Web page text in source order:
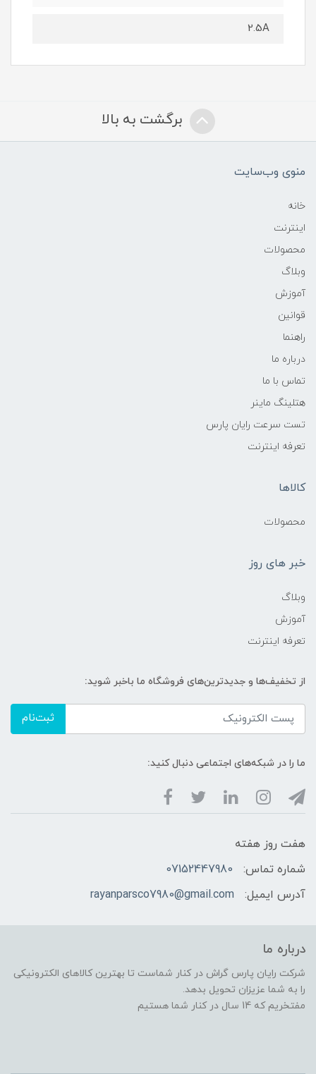
2.5A
برگشت به بالا
منوی وب‌سایت
خانه
اینترنت
محصولات
وبلاگ
آموزش
قوانین
راهنما
درباره ما
تماس با ما
هتلینگ ماینر
تست سرعت رایان پارس
تعرفه اینترنت
کالاها
محصولات
خبر های روز
وبلاگ
آموزش
تعرفه اینترنت
از تخفیف‌ها و جدیدترین‌های فروشگاه ما باخبر شوید:
ثبت‌نام
ما را در شبکه‌های اجتماعی دنبال کنید:
هفت روز هفته
شماره تماس:
07152447980
آدرس ایمیل:
rayanparsco7980@gmail.com
درباره ما
شرکت رایان پارس گراش در کنار شماست تا بهترین کالاهای الکترونیکی
را به شما عزیزان تحویل بدهد.
مفتخریم که 14 سال در کنار شما هستیم